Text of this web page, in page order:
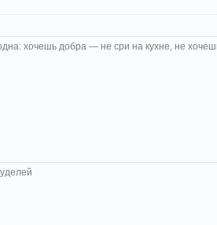
хочешь добра — не сри на кухне, не